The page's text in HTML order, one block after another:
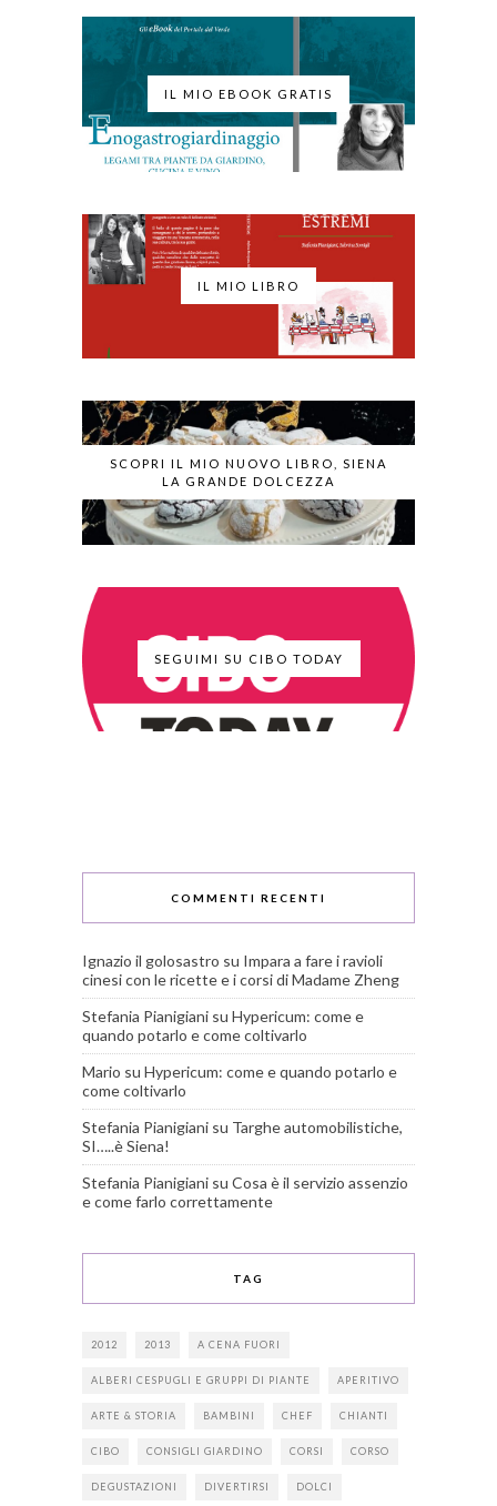
IL MIO EBOOK GRATIS
IL MIO LIBRO
SCOPRI IL MIO NUOVO LIBRO, SIENA
LA GRANDE DOLCEZZA
SEGUIMI SU CIBO TODAY
COMMENTI RECENTI
Ignazio il golosastro su Impara a fare i ravioli
cinesi con le ricette e i corsi di Madame Zheng
Stefania Pianigiani su Hypericum: come e
quando potarlo e come coltivarlo
Mario su Hypericum: come e quando potarlo e
come coltivarlo
Stefania Pianigiani su Targhe automobilistiche,
SI…..è Siena!
Stefania Pianigiani su Cosa è il servizio assenzio
e come farlo correttamente
TAG
2012 2013 A CENA FUORI
ALBERI CESPUGLI E GRUPPI DI PIANTE APERITIVO
ARTE & STORIA BAMBINI CHEF CHIANTI
CIBO CONSIGLI GIARDINO CORSI CORSO
DEGUSTAZIONI DIVERTIRSI DOLCI